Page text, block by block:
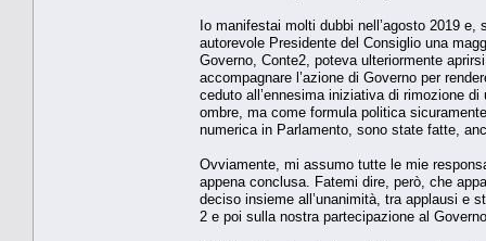
Io manifestai molti dubbi nell’agosto 2019
autorevole Presidente del Consiglio una
Governo, Conte2, poteva ulteriormente
accompagnare l’azione di Governo per
ceduto all’ennesima iniziativa di rimozione
ombre, ma come formula politica
numerica in Parlamento, sono state fatte,
Ovviamente, mi assumo tutte le mie
appena conclusa. Fatemi dire, però, che
deciso insieme all’unanimità, tra applausi e
2 e poi sulla nostra partecipazione al